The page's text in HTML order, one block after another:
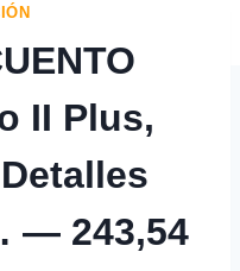
II Plus,
— 243,54